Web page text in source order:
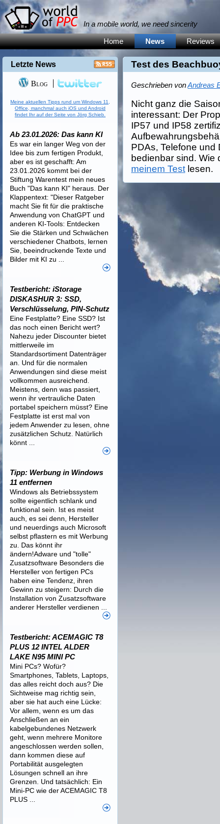
In a mobile world, we need sincerity
Home News Reviews
Test des
Geschrieben vonAndreas
Nicht ganz die
interessant: Der
IP57 und IP58
PDAs, Telefone und
bedienbar sind. Wie
meinem Test lesen.
Letzte News
Blog
Meine aktuellen Tipps rund um Windows 11,
Office, manchmal auch iOS und Android
findet Ihr auf der Seite von Jörg Schieb.
Ab 23.01.2026: Das kann KI
Es war ein langer Weg von der
Idee bis zum fertigen Produkt,
aber es ist geschafft: Am
23.01.2026 kommt bei der
Stiftung Warentest mein neues
Buch "Das kann KI" heraus. Der
Klappentext: "Dieser Ratgeber
macht Sie fit für die praktische
Anwendung von ChatGPT und
anderen KI-Tools: Entdecken
Sie die Stärken und Schwächen
verschiedener Chatbots, lernen
Sie, beeindruckende Texte und
Bilder mit KI zu ...
Testbericht: iStorage
DISKASHUR 3: SSD,
Verschlüsselung, PIN-Schutz
Eine Festplatte? Eine SSD? Ist
das noch einen Bericht wert?
Nahezu jeder Discounter bietet
mittlerweile im
Standardsortiment Datenträger
an. Und für die normalen
Anwendungen sind diese meist
vollkommen ausreichend.
Meistens, denn was passiert,
wenn ihr vertrauliche Daten
portabel speichern müsst? Eine
Festplatte ist erst mal von
jedem Anwender zu lesen, ohne
zusätzlichen Schutz. Natürlich
könnt ...
Tipp: Werbung in Windows
11 entfernen
Windows als Betriebssystem
sollte eigentlich schlank und
funktional sein. Ist es meist
auch, es sei denn, Hersteller
und neuerdings auch Microsoft
selbst pflastern es mit Werbung
zu. Das könnt ihr
ändern!Adware und "tolle"
Zusatzsoftware Besonders die
Hersteller von fertigen PCs
haben eine Tendenz, ihren
Gewinn zu steigern: Durch die
Installation von Zusatzsoftware
anderer Hersteller verdienen ...
Testbericht: ACEMAGIC T8
PLUS 12 INTEL ALDER
LAKE N95 MINI PC
Mini PCs? Wofür?
Smartphones, Tablets, Laptops,
das alles reicht doch aus? Die
Sichtweise mag richtig sein,
aber sie hat auch eine Lücke:
Vor allem, wenn es um das
Anschließen an ein
kabelgebundenes Netzwerk
geht, wenn mehrere Monitore
angeschlossen werden sollen,
dann kommen diese auf
Portabilität ausgelegten
Lösungen schnell an ihre
Grenzen. Und tatsächlich: Ein
Mini-PC wie der ACEMAGIC T8
PLUS ...